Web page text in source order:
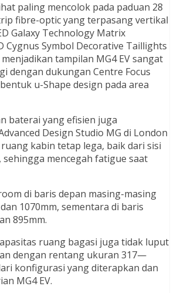
paling mencolok pada paduan 28
fibre-optic yang terpasang vertikal
Galaxy Technology Matrix
Cygnus Symbol Decorative Taillights
tampilan MG4 EV sangat
dengan dukungan Centre Focus
u-Shape design pada area
baterai yang efisien juga
Design Studio MG di London
kabin tetap lega, baik dari sisi
sehingga mencegah fatigue saat
di baris depan masing-masing
1070mm, sementara di baris
895mm.
ruang bagasi juga tidak luput
dengan rentang ukuran 317—
konfigurasi yang diterapkan dan
MG4 EV.